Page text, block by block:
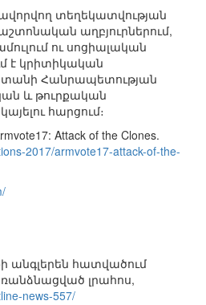
տեղեկատվության
աղբյուրներում,
ու սոցիալական
է կրիտիկական
Հանրապետության
և թուրքական
հարցում։
Attack of the Clones.
2017/armvote17-attack-of-the-
անգլերեն հատվածում
լրահոս,
news-557/